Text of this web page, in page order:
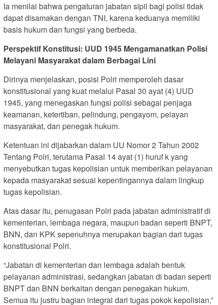
Ia menilai bahwa pengaturan jabatan sipil bagi polisi tidak
dapat disamakan dengan TNI, karena keduanya memiliki
basis hukum dan fungsi yang berbeda.
Perspektif Konstitusi: UUD 1945 Mengamanatkan Polisi
Melayani Masyarakat dalam Berbagai Lini
Dirinya menjelaskan, posisi Polri memperoleh dasar
konstitusional yang kuat melalui Pasal 30 ayat (4) UUD
1945, yang menegaskan fungsi polisi sebagai penjaga
keamanan, ketertiban, pelindung, pengayom, pelayan
masyarakat, dan penegak hukum.
Ketentuan ini dijabarkan dalam UU Nomor 2 Tahun 2002
Tentang Polri, terutama Pasal 14 ayat (1) huruf k yang
menyebutkan tugas kepolisian untuk memberikan pelayanan
kepada masyarakat sesuai kepentingannya dalam lingkup
tugas kepolisian.
Atas dasar itu, penugasan Polri pada jabatan administratif di
kementerian, lembaga negara, maupun badan seperti BNPT,
BNN, dan KPK sepenuhnya merupakan bagian dari tugas
konstitusional Polri.
“Jabatan di kementerian dan lembaga adalah bentuk
pelayanan administrasi, sedangkan jabatan di badan seperti
BNPT dan BNN berkaitan dengan penegakan hukum.
Semua itu justru bagian integral dari tugas pokok kepolisian,”